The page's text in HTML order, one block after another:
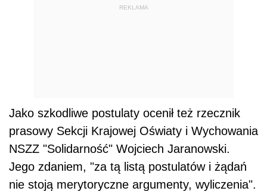
REKLAMA
Jako szkodliwe postulaty ocenił też rzecznik
prasowy Sekcji Krajowej Oświaty i Wychowania
NSZZ "Solidarność" Wojciech Jaranowski.
Jego zdaniem, "za tą listą postulatów i żądań
nie stoją merytoryczne argumenty, wyliczenia".